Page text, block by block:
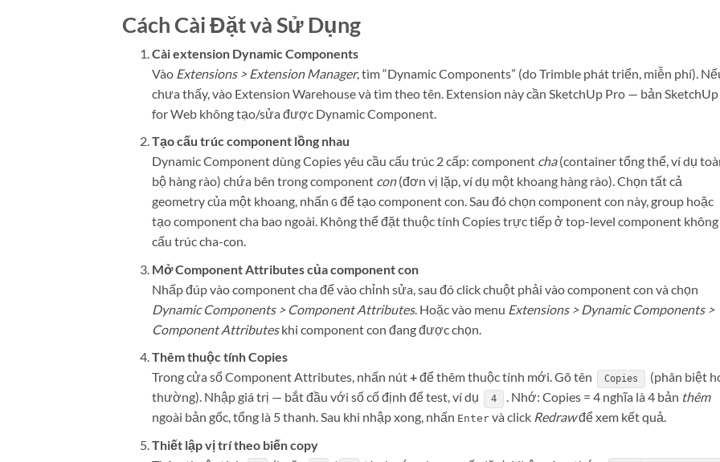
Cách Cài Đặt và Sử Dụng
Cài extension Dynamic Components
Vào Extensions > Extension Manager, tìm “Dynamic Components” (do Trimble phát triển, miễn phí).
chưa thấy, vào Extension Warehouse và tìm theo tên. Extension này cần SketchUp Pro — bản SketchUp
for Web không tạo/sửa được Dynamic Component.
Tạo cấu trúc component lồng nhau
Dynamic Component dùng Copies yêu cầu cấu trúc 2 cấp: component cha(container tổng thể, ví dụ
bộ hàng rào) chứa bên trong component con(đơn vị lặp, ví dụ một khoang hàng rào). Chọn tất cả
geometry của một khoang, nhấn G để tạo component con. Sau đó chọn component con này, group hoặc
tạo component cha bao ngoài. Không thể đặt thuộc tính Copies trực tiếp ở top-level component không
cấu trúc cha-con.
Mở Component Attributes của component con
Nhấp đúp vào component cha để vào chỉnh sửa, sau đó click chuột phải vào component con và chọn
Dynamic Components > Component Attributes. Hoặc vào menu Extensions > Dynamic Components >
Component Attributeskhi component con đang được chọn.
Thêm thuộc tính Copies
Trong cửa sổ Component Attributes, nhấn nút+để thêm thuộc tính mới. Gõ tên Copies
(phân biệt
thường). Nhập giá trị — bắt đầu với số cố định để test, ví dụ
4 . Nhớ: Copies = 4 nghĩa là 4 bản thêm
ngoài bản gốc, tổng là 5 thanh. Sau khi nhập xong, nhấn Entervà click Redrawđể xem kết quả.
Thiết lập vị trí theo biến copy